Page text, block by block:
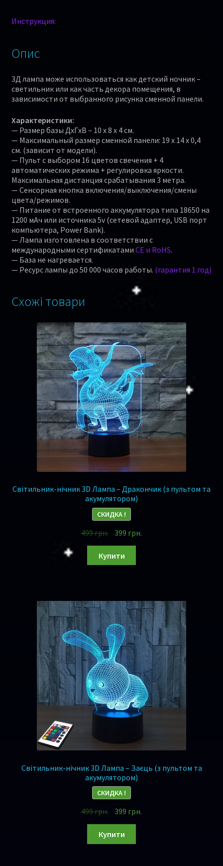
Инструкция:
Опис
3Д лампа може использоваться как детский ночник –
светильник или как часть декора помещения, в
зависимости от выбранного рисунка сменной панели.
Характеристики:
— Размер базы ДхГхВ – 10 х 8 х 4 см.
— Максимальный размер сменной панели: 19 x 14 x 0,4
см. (зависит от модели).
— Пульт с выбором 16 цветов свечения + 4
автоматических режима + регулировка яркости.
Максимальная дистанция срабатывания 3 метра.
— Сенсорная кнопка включения/выключения/смены
цвета/режимов.
— Питание от встроенного аккумулятора типа 18650 на
1200 мАч или источника 5v (сетевой адаптер, USB порт
компьютера, Power Bank).
— Лампа изготовлена в соответствии с
международными сертификатами CE и RoHS.
— База не нагревается.
— Ресурс лампы до 50 000 часов работы. (гарантия 1 год)
Схожі товари
Світильник-нічник 3D Лампа – Дракончик (з пультом та
акумулятором)
СКИДКА !
499грн. 399 грн.
Купити
Світильник-нічник 3D Лампа – Заєць (з пультом та
акумулятором)
СКИДКА !
499грн. 399 грн.
Купити